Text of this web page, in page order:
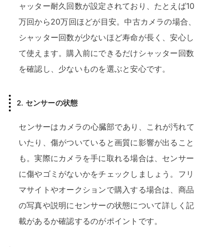
ャッター耐久回数が設定されており、たとえば10
万回から20万回ほどが目安。中古カメラの場合、
シャッター回数が少ないほど寿命が長く、安心し
て使えます。購入前にできるだけシャッター回数
を確認し、少ないものを選ぶと安心です。
2. センサーの状態
センサーはカメラの心臓部であり、これが汚れて
いたり、傷がついていると画質に影響が出ること
も。実際にカメラを手に取れる場合は、センサー
に傷やゴミがないかをチェックしましょう。フリ
マサイトやオークションで購入する場合は、商品
の写真や説明にセンサーの状態について詳しく記
載があるか確認するのがポイントです。